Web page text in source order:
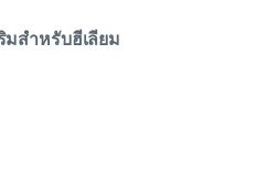
มสําหรับฮีเลียม